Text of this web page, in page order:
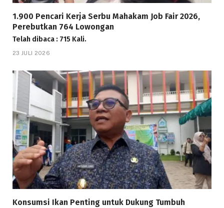
1.900 Pencari Kerja Serbu Mahakam Job Fair 2026,
Perebutkan 764 Lowongan
Telah dibaca : 715 Kali.
23 JULI 2026
Konsumsi Ikan Penting untuk Dukung Tumbuh